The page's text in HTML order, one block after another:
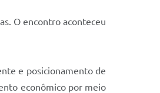
O encontro aconteceu
e posicionamento de
econômico por meio